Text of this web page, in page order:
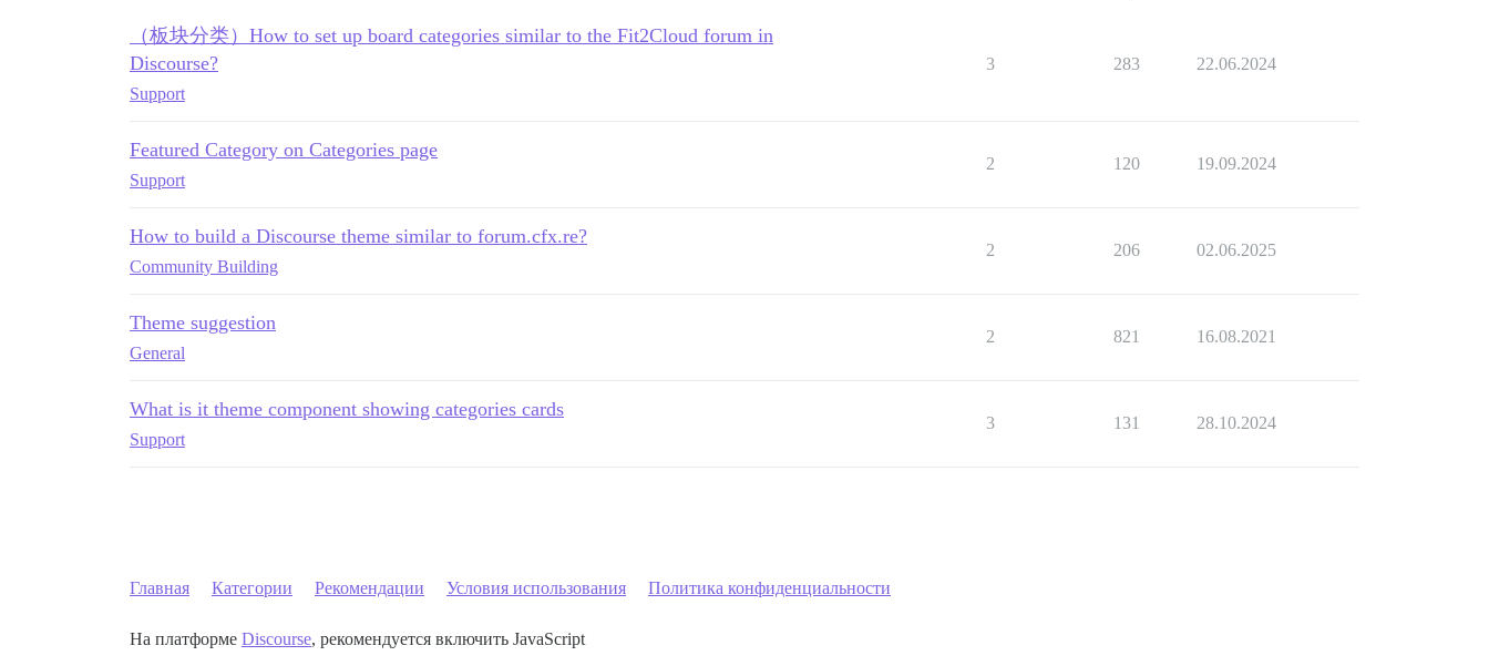
（板块分类）How to set up board categories similar to the Fit2Cloud forum in
Discourse?
Support
3 283 22.06.2024
Featured Category on Categories page
Support
2 120 19.09.2024
How to build a Discourse theme similar to forum.cfx.re?
Community Building
2 206 02.06.2025
Theme suggestion
General
2 821 16.08.2021
What is it theme component showing categories cards
Support
3 131 28.10.2024
Главная Категории Рекомендации Условия использования Политика конфиденциальности
На платформе Discourse, рекомендуется включить JavaScript